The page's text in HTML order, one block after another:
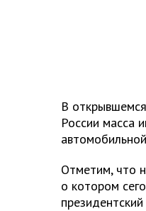
В
России масса
Отметим, что
о котором